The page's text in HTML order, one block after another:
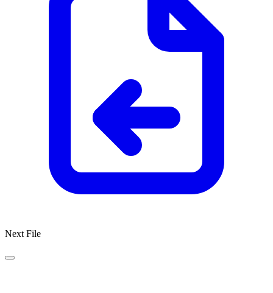
Next File